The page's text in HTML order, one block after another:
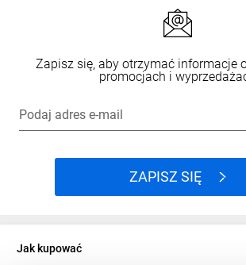
Zapisz się, aby otrzymać informacje
promocjach i
Podaj adres e-mail
ZAPISZ SIĘ
Jak kupować